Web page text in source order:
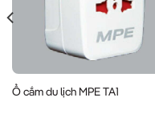
Ổ cắm du lịch MPE TA1